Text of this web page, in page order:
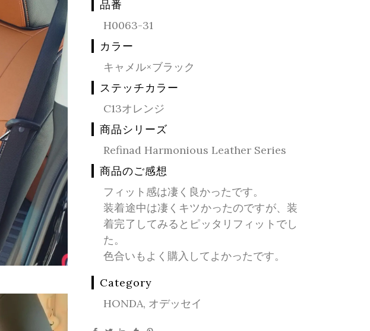
品番
H0063-31
カラー
キャメル×ブラック
ステッチカラー
C13オレンジ
商品シリーズ
Refinad Harmonious Leather Series
商品のご感想
フィット感は凄く良かったです。
装着途中は凄くキツかったのですが、装
着完了してみるとピッタリフィットでし
た。
色合いもよく購入してよかったです。
Category
HONDA, オデッセイ